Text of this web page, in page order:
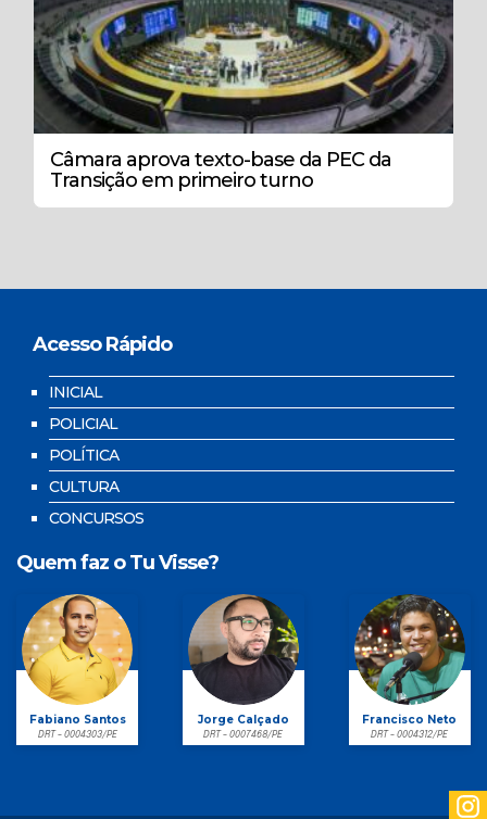
Câmara aprova texto-base da PEC da
Transição em primeiro turno
Acesso Rápido
INICIAL
POLICIAL
POLÍTICA
CULTURA
CONCURSOS
Quem faz o Tu Visse?
Fabiano Santos
DRT - 0004303/PE
Jorge Calçado
DRT - 0007468/PE
Francisco Neto
DRT - 0004312/PE